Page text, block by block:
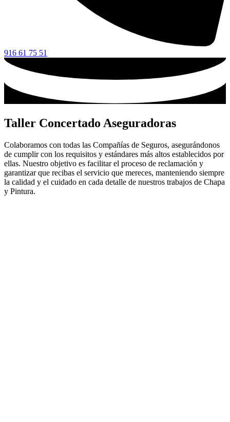
916 61 75 51
Taller Concertado Aseguradoras
Colaboramos con todas las Compañías de Seguros, asegurándonos
de cumplir con los requisitos y estándares más altos establecidos por
ellas. Nuestro objetivo es facilitar el proceso de reclamación y
garantizar que recibas el servicio que mereces, manteniendo siempre
la calidad y el cuidado en cada detalle de nuestros trabajos de Chapa
y Pintura.